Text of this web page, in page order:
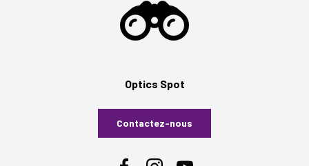
Optics Spot
Contactez-nous